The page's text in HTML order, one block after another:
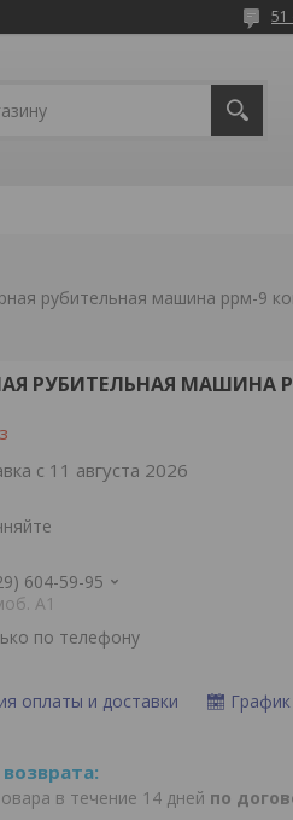
51
рубительная машина ррм-9
РУБИТЕЛЬНАЯ МАШИНА
с 11 августа 2026
604-59-95
A1
по телефону
оплаты и доставки
в течение 14 дней по